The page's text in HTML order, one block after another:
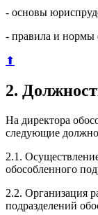
- основы
- правила и нормы
⬆
2.
На директора
следующие
2.1.
обособленного
2.2. Организация
подразделений